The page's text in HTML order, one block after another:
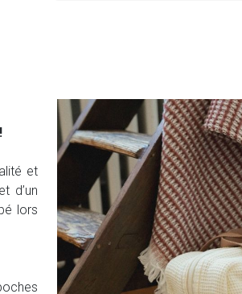
et
d’un
lors